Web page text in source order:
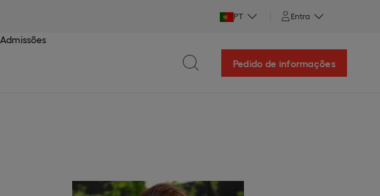
PT Entra
Admissões
Pedido de informações